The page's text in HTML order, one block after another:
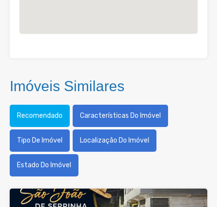
Imóveis Similares
Recomendado Características Do Imóvel
Tipo De Imóvel Localização Do Imóvel
Estado Do Imóvel